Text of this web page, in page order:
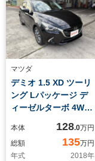
マツダ
デミオ 1.5 XD ツーリ
ング Lパッケージ デ
ィーゼルターボ 4WD
ッケージ Dターボ
4WD
本体 128.0万円
総額
135万円
年式
2018年